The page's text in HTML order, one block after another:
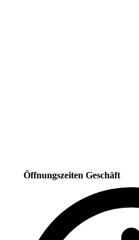
Öffnungszeiten Geschäft